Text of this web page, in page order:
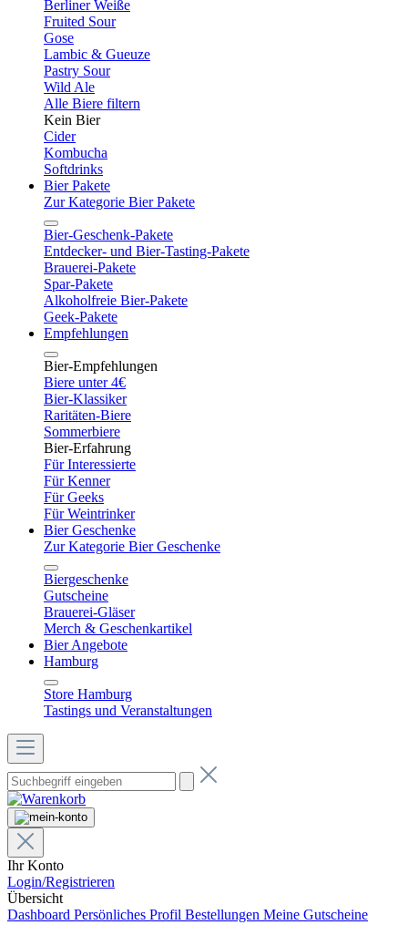
Berliner Weiße
Fruited Sour
Gose
Lambic & Gueuze
Pastry Sour
Wild Ale
Alle Biere filtern
Kein Bier
Cider
Kombucha
Softdrinks
Bier Pakete
Zur Kategorie Bier Pakete
Bier-Geschenk-Pakete
Entdecker- und Bier-Tasting-Pakete
Brauerei-Pakete
Spar-Pakete
Alkoholfreie Bier-Pakete
Geek-Pakete
Empfehlungen
Bier-Empfehlungen
Biere unter 4€
Bier-Klassiker
Raritäten-Biere
Sommerbiere
Bier-Erfahrung
Für Interessierte
Für Kenner
Für Geeks
Für Weintrinker
Bier Geschenke
Zur Kategorie Bier Geschenke
Biergeschenke
Gutscheine
Brauerei-Gläser
Merch & Geschenkartikel
Bier Angebote
Hamburg
Store Hamburg
Tastings und Veranstaltungen
Ihr Konto
Login/Registrieren
Übersicht
Dashboard Persönliches Profil Bestellungen Meine Gutscheine